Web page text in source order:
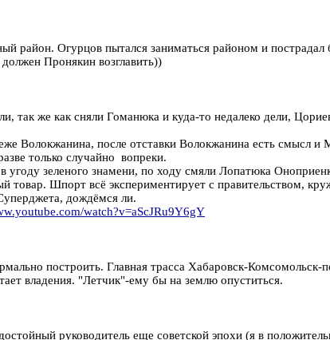
район. Огурцов пытался заниматься районом и
Пронякин возглавить))
так же как сняли Гоманюка и куда-то недалеко дели,
Волокжанина, после отставки Волокжанина есть смысл
только случайно вопреки.
угоду зеленого знамени, по ходу смяли Лопатюка
Шпорт всё экспериментирует с правительством,
дождёмся ли.
watch?v=aScJRu9Y6gY
построить. Главная трасса Хабаровск-
владения. "Летчик"-ему бы на землю опуститься.
руководитель еще советской эпохи (я в